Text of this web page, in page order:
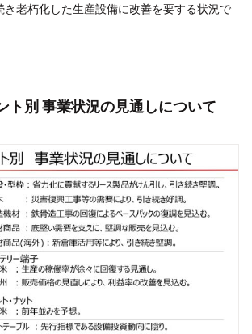
き老朽化した生産設備に改善を要する状況で
ト別 事業状況の見通しについて